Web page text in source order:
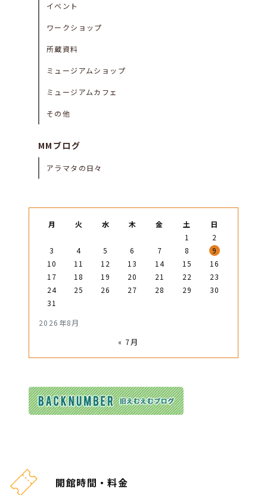
イベント
ワークショップ
所蔵資料
ミュージアムショップ
ミュージアムカフェ
その他
MMブログ
アラマタの日々
2026年8月
月 火 水 木 金 土
日
1
2
3
4 5 6 7 8
9
10
11 12 13 14 15
16
17
18 19 20 21 22
23
24
25 26 27 28 29
30
31
« 7月
開館時間・料金